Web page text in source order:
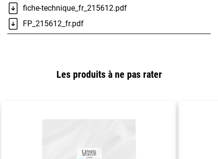
fiche-technique_fr_215612.pdf
FP_215612_fr.pdf
Les produits à ne pas rater